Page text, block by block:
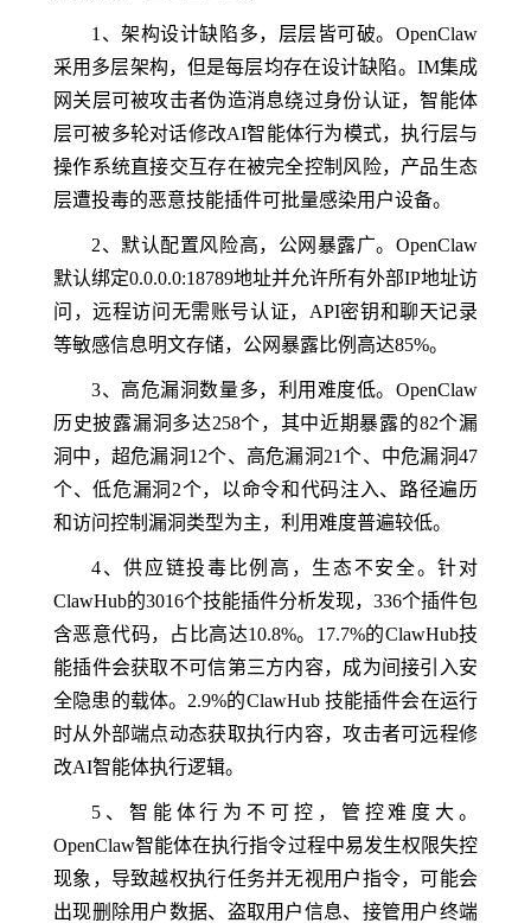
1、架构设计缺陷多，层层皆可破。OpenClaw
采用多层架构，但是每层均存在设计缺陷。IM集成
网关层可被攻击者伪造消息绕过身份认证，智能体
层可被多轮对话修改AI智能体行为模式，执行层与
操作系统直接交互存在被完全控制风险，产品生态
层遭投毒的恶意技能插件可批量感染用户设备。
2、默认配置风险高，公网暴露广。OpenClaw
默认绑定0.0.0.0:18789地址并允许所有外部IP地址访
问，远程访问无需账号认证，API密钥和聊天记录
等敏感信息明文存储，公网暴露比例高达85%。
3、高危漏洞数量多，利用难度低。OpenClaw
历史披露漏洞多达258个，其中近期暴露的82个漏
洞中，超危漏洞12个、高危漏洞21个、中危漏洞47
个、低危漏洞2个，以命令和代码注入、路径遍历
和访问控制漏洞类型为主，利用难度普遍较低。
4、供应链投毒比例高，生态不安全。针对
ClawHub的3016个技能插件分析发现，336个插件包
含恶意代码，占比高达10.8%。17.7%的ClawHub技
能插件会获取不可信第三方内容，成为间接引入安
全隐患的载体。2.9%的ClawHub 技能插件会在运行
时从外部端点动态获取执行内容，攻击者可远程修
改AI智能体执行逻辑。
5、智能体行为不可控，管控难度大。
OpenClaw智能体在执行指令过程中易发生权限失控
现象，导致越权执行任务并无视用户指令，可能会
出现删除用户数据、盗取用户信息、接管用户终端